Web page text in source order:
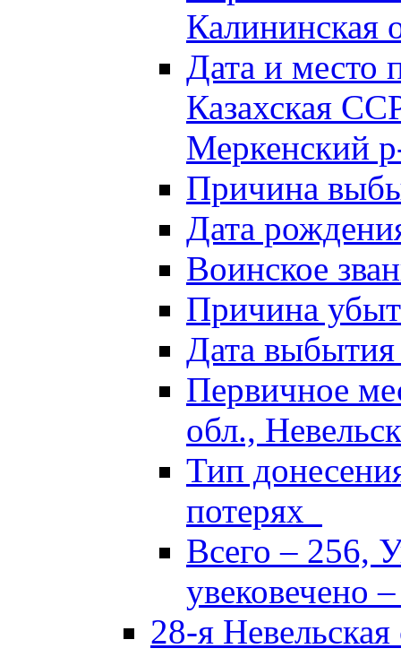
Калининская
Дата и
Казахская
Меркенский
Причина
Дата
Воинское
Причина
Дата
Первичное
обл.,
Тип
потерях
Всего – 256,
увековечено
28-я Невельская